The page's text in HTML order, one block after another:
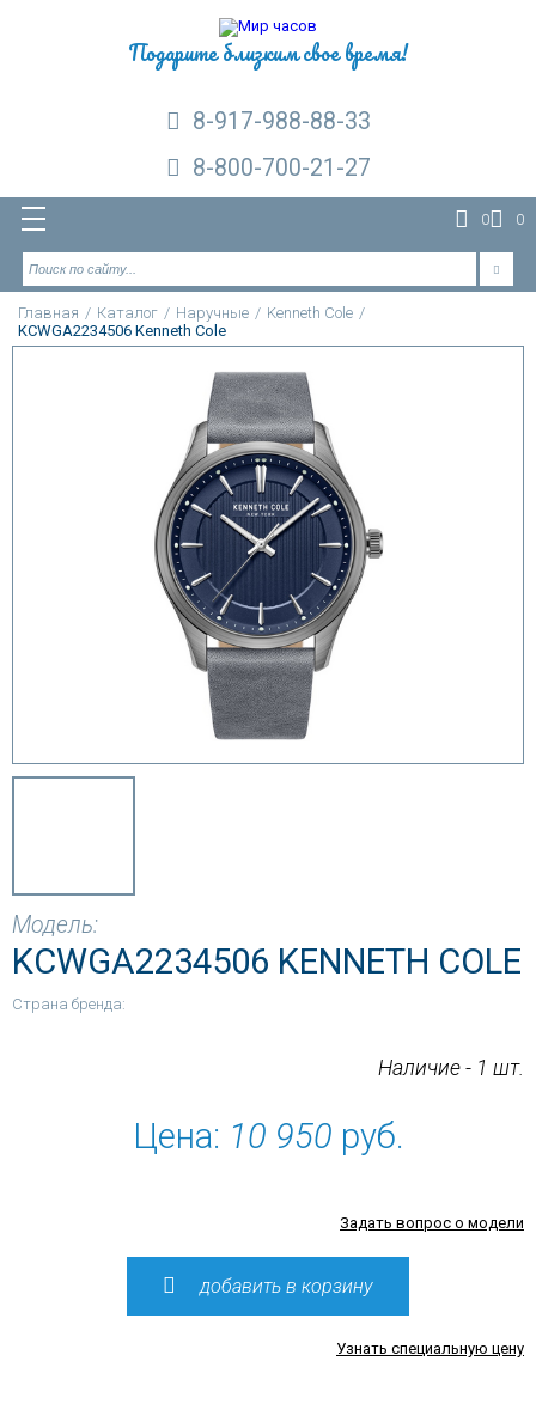
Подарите близким свое время!
8-917-988-88-33
8-800-700-21-27
0 0
Главная / Каталог / Наручные / Kenneth Cole /
KCWGA2234506 Kenneth Cole
Модель:
KCWGA2234506 KENNETH COLE
Страна бренда:
Наличие - 1 шт.
Цена: 10 950 руб.
Задать вопрос о модели
добавить в корзину
Узнать специальную цену